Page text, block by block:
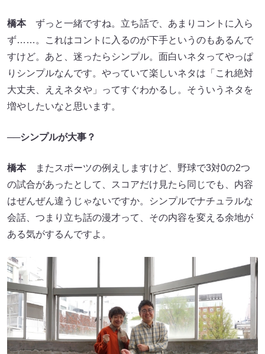
橋本ずっと一緒ですね。立ち話で、あまりコントに入ら
ず……。これはコントに入るのが下手というのもあるんで
すけど。あと、迷ったらシンプル。面白いネタってやっぱ
りシンプルなんです。やっていて楽しいネタは「これ絶対
大丈夫、ええネタや」ってすぐわかるし。そういうネタを
増やしたいなと思います。
──シンプルが大事？
橋本またスポーツの例えしますけど、野球で3対0の2つ
の試合があったとして、スコアだけ見たら同じでも、内容
はぜんぜん違うじゃないですか。シンプルでナチュラルな
会話、つまり立ち話の漫才って、その内容を変える余地が
ある気がするんですよ。